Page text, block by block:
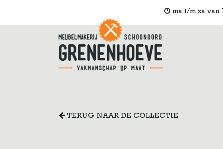
ma t/m za van
TERUG NAAR DE COLLECTIE